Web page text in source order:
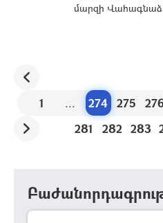
մարզի
1 ... 274 275
281
282 283